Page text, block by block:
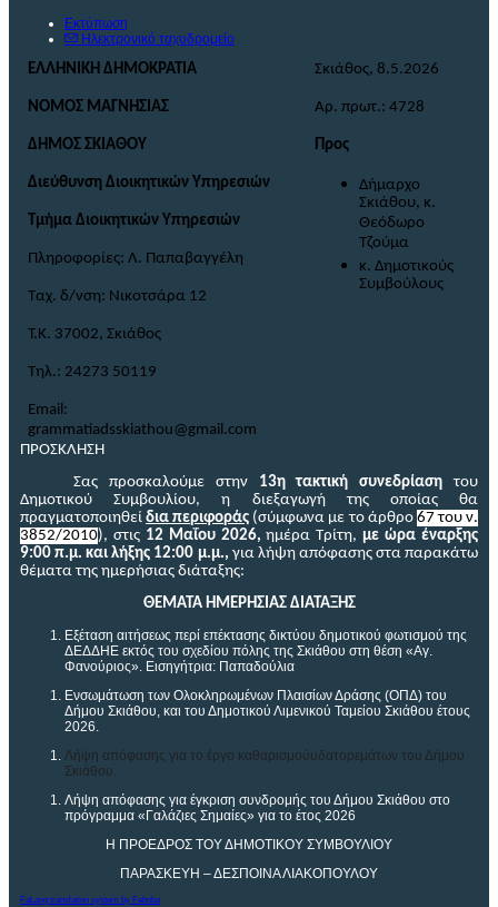
Εκτύπωση
Ηλεκτρονικό ταχυδρομείο
ΕΛΛΗΝΙΚΗ ΔΗΜΟΚΡΑΤΙΑ
ΝΟΜΟΣ ΜΑΓΝΗΣΙΑΣ
ΔΗΜΟΣ ΣΚΙΑΘΟΥ
Διεύθυνση Διοικητικών Υπηρεσιών
Τμήμα Διοικητικών Υπηρεσιών
Πληροφορίες: Λ. Παπαβαγγέλη
Ταχ. δ/νση: Νικοτσάρα 12
Τ.Κ. 37002, Σκιάθος
Τηλ.: 24273 50119
Email:
grammatiadsskiathou@gmail.com
Σκιάθος, 8.5.2026
Αρ. πρωτ.: 4728
Προς
Δήμαρχο
Σκιάθου, κ.
Θεόδωρο
Τζούμα
κ. Δημοτικούς
Συμβούλους
ΠΡΟΣΚΛΗΣΗ
Σας προσκαλούμε στην13η τακτική συνεδρίασητου
Δημοτικού Συμβουλίου,η διεξαγωγή της οποίας θα
πραγματοποιηθείδια περιφοράς (σύμφωνα με το άρθρο 67 του ν.
3852/2010), στις12 Μαΐου 2026,ημέρα Τρίτη, με ώρα έναρξης
9:00 π.μ. και λήξης 12:00 μ.μ., για λήψη απόφασης στα παρακάτω
θέματατης ημερήσιας διάταξης:
ΘΕΜΑΤΑ ΗΜΕΡΗΣΙΑΣ ΔΙΑΤΑΞΗΣ
Εξέταση αιτήσεως περί επέκτασης δικτύου δημοτικού φωτισμού της
ΔΕΔΔΗΕ εκτός του σχεδίου πόλης της Σκιάθου στη θέση «Αγ.
Φανούριος». Εισηγήτρια: Παπαδούλια
Ενσωμάτωση των Ολοκληρωμένων Πλαισίων Δράσης (ΟΠΔ) του
Δήμου Σκιάθου, και του Δημοτικού Λιμενικού Ταμείου Σκιάθου έτους
2026.
Λήψη απόφασης για το έργο καθαρισμούυδατορεμάτων του Δήμου
Σκιάθου.
Λήψη απόφασης για έγκριση συνδρομής του Δήμου Σκιάθου στο
πρόγραμμα «Γαλάζιες Σημαίες» για το έτος 2026
Η ΠΡΟΕΔΡΟΣ ΤΟΥ ΔΗΜΟΤΙΚΟΥ ΣΥΜΒΟΥΛΙΟΥ
ΠΑΡΑΣΚΕΥΗ – ΔΕΣΠΟΙΝΑ ΛΙΑΚΟΠΟΥΛΟΥ
FaLang translation system by Faboba